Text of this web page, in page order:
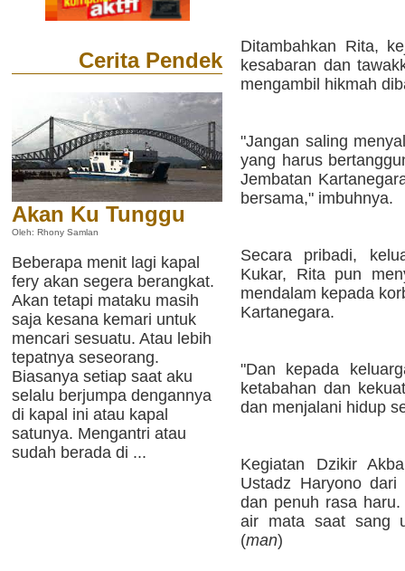
Cerita Pendek
Akan Ku Tunggu
Oleh: Rhony Samlan
Beberapa menit lagi kapal
fery akan segera berangkat.
Akan tetapi mataku masih
saja kesana kemari untuk
mencari sesuatu. Atau lebih
tepatnya seseorang.
Biasanya setiap saat aku
selalu berjumpa dengannya
di kapal ini atau kapal
satunya. Mengantri atau
sudah berada di ...
Ditambahkan Rita,
kesabaran dan
mengambil hikmah
"Jangan saling
yang harus
Jembatan
bersama," imbuhnya.
Secara pribadi,
Kukar, Rita pun
mendalam kepada
Kartanegara.
"Dan kepada
ketabahan dan
dan menjalani hidup
Kegiatan Dzikir
Ustadz Haryono
dan penuh rasa
air mata saat sang
(man)